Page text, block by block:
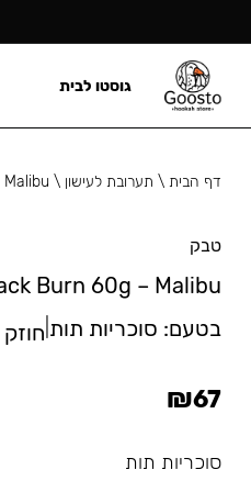
דף הבית\ תערובת לעישון \
טבק
Burn 60g – Malibu
בטעם: סוכריות תות חוזק
₪67
סוכריות תות
גוסטו לבית